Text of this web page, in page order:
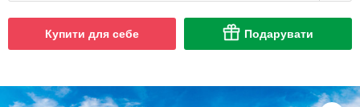
Купити для себе Подарувати